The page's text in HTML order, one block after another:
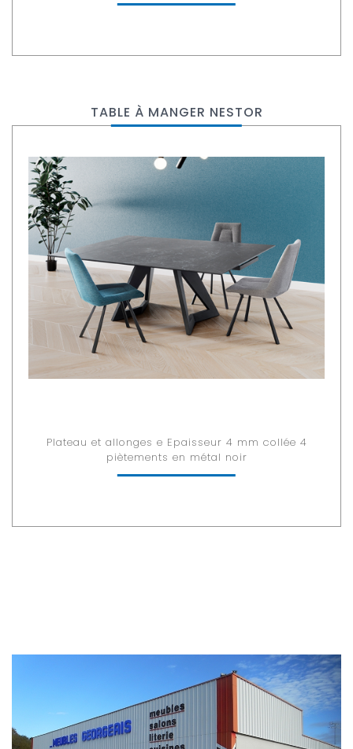
TABLE À MANGER NESTOR
Plateau et allonges e Epaisseur 4 mm collée 4
piètements en métal noir